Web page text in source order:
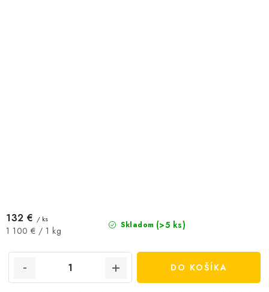
Skladom (>5 ks)
132 € / ks
Jednotková
1 100 € / 1 kg
DO KOŠÍKA